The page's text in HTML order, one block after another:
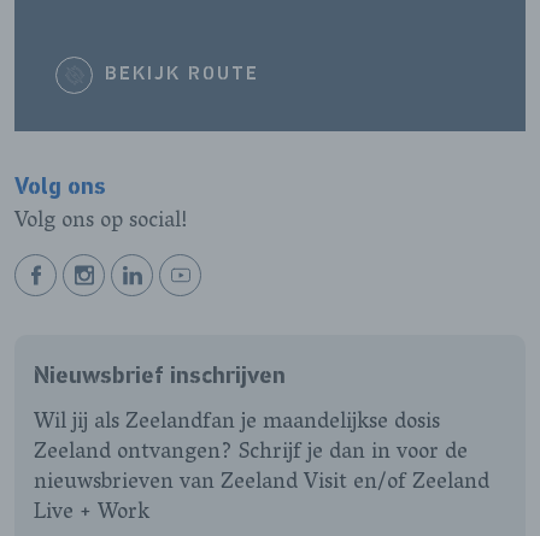
BEKIJK ROUTE
Volg ons
Volg ons op social!
BEKIJK
PAGINA
BEKIJK
PAGINA
BEKIJK
PAGINA
BEKIJK
PAGINA
Nieuwsbrief inschrijven
Wil jij als Zeelandfan je maandelijkse dosis
Zeeland ontvangen? Schrijf je dan in voor de
nieuwsbrieven van Zeeland Visit en/of Zeeland
Live + Work